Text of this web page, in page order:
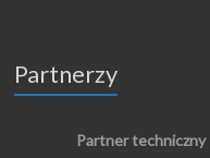
Partnerzy
Partner techniczny